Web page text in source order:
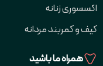
اکسسوری زنانه
کیف و کمربند مردانه
همراه ما باشید